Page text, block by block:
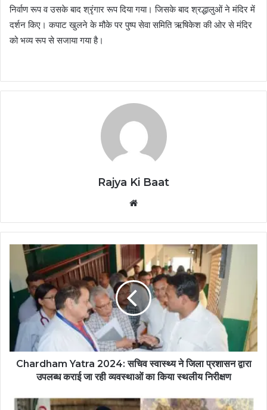
निर्वाण रूप व उसके बाद श्रृंगार रूप दिया गया। जिसके बाद श्रद्धालुओं ने मंदिर में
दर्शन किए। कपाट खुलने के मौके पर पुष्प सेवा समिति ऋषिकेश की ओर से मंदिर
को भव्य रूप से सजाया गया है।
Rajya Ki Baat
Chardham Yatra 2024: सचिव स्वास्थ्य ने जिला प्रशासन द्वारा
उपलब्ध कराई जा रही व्यवस्थाओं का किया स्थलीय निरीक्षण